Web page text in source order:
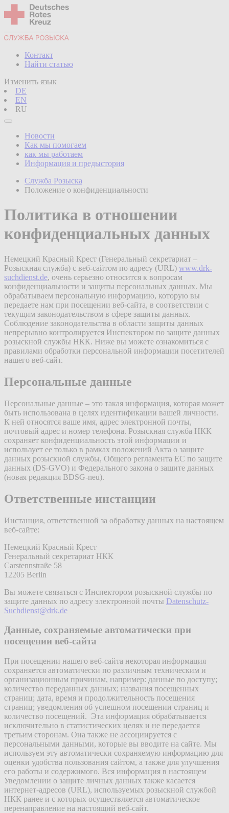
Контакт
Найти статью
Изменить язык
DE
EN
RU
Новости
Как мы помогаем
как мы работаем
Информация и предыстория
Служба Розыска
Положение о конфиденциальности
Политика в отношении
конфиденциальных данных
Немецкий Красный Крест (Генеральный секретариат –
Розыскная служба) с веб-сайтом по адресу (URL) www.drk-
suchdienst.de, очень серьезно относится к вопросам
конфиденциальности и защиты персональных данных. Мы
обрабатываем персональную информацию, которую вы
передаете нам при посещении веб-сайта, в соответствии с
текущим законодательством в сфере защиты данных.
Соблюдение законодательства в области защиты данных
непрерывно контролируется Инспектором по защите данных
розыскной службы НКК. Ниже вы можете ознакомиться с
правилами обработки персональной информации посетителей
нашего веб-сайт.
Персональные данные
Персональные данные – это такая информация, которая может
быть использована в целях идентификации вашей личности.
К ней относятся ваше имя, адрес электронной почты,
почтовый адрес и номер телефона. Розыскная служба НКК
сохраняет конфиденциальность этой информации и
использует ее только в рамках положений Акта о защите
данных розыскной службы, Общего регламента ЕС по защите
данных (DS-GVO) и Федерального закона о защите данных
(новая редакция BDSG-neu).
Ответственные инстанции
Инстанция, ответственной за обработку данных на настоящем
веб-сайте:
Немецкий Красный Крест
Генеральный секретариат НКК
Carstennstraße 58
12205 Berlin
Вы можете связаться с Инспектором розыскной службы по
защите данных по адресу электронной почты Datenschutz-
Suchdienst@drk.de
Данные, сохраняемые автоматически при
посещении веб-сайта
При посещении нашего веб-сайта некоторая информация
сохраняется автоматически по различным техническим и
организационным причинам, например: данные по доступу;
количество переданных данных; названия посещенных
страниц; дата, время и продолжительность посещения
страниц; уведомления об успешном посещении страниц и
количество посещений. Эта информация обрабатывается
исключительно в статистических целях и не передается
третьим сторонам. Она также не ассоциируется с
персональными данными, которые вы вводите на сайте. Мы
используем эту автоматически сохраняемую информацию для
оценки удобства пользования сайтом, а также для улучшения
его работы и содержимого. Вся информация в настоящем
Уведомлении о защите личных данных также касается
интернет-адресов (URL), используемых розыскной службой
НКК ранее и с которых осуществляется автоматическое
перенаправление на настоящий веб-сайт.